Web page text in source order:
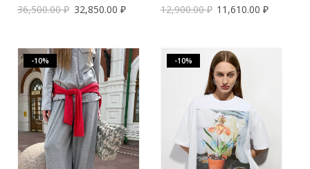
36,500.00₽ 32,850.00 ₽
12,900.00₽ 11,610.00₽
-10% -10%